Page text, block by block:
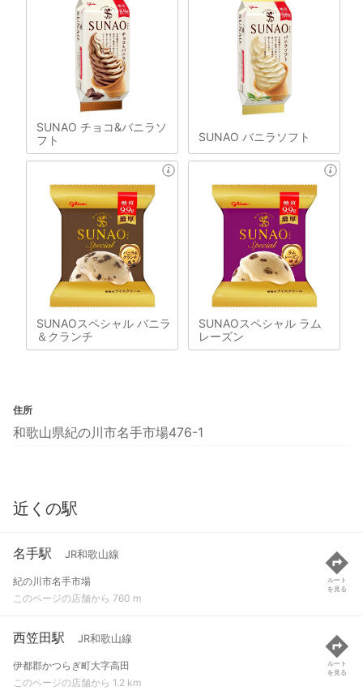
SUNAO チョコ&バニラソ
フト
SUNAO バニラソフト
SUNAOスペシャル バニラ
＆クランチ
SUNAOスペシャル ラム
レーズン
住所
和歌山県紀の川市名手市場476-1
近くの駅
名手駅 JR和歌山線
紀の川市名手市場
このページの店舗から 760 m
ルート
を見る
西笠田駅 JR和歌山線
伊都郡かつらぎ町大字高田
このページの店舗から 1.2 km
ルート
を見る